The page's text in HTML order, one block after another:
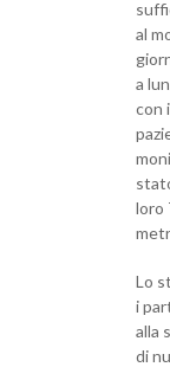
al
a
con
loro
Lo
i
alla
di